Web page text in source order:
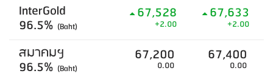
InterGold
96.5% (Baht)
67,528
+2.00
67,633
+2.00
สมาคมฯ
96.5% (Baht)
67,200
0.00
67,400
0.00